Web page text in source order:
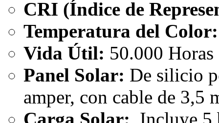
CRI (Índice de
Temperatura del Color:
Vida Útil: 50.000 Horas
Panel Solar: De silicio
amper, con cable de 3,5